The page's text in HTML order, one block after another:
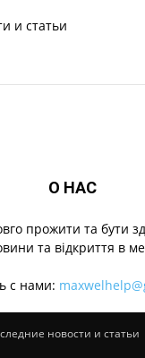
и статьи
О НАС
прожити та бути
та відкриття в
с нами:
новости и статьи